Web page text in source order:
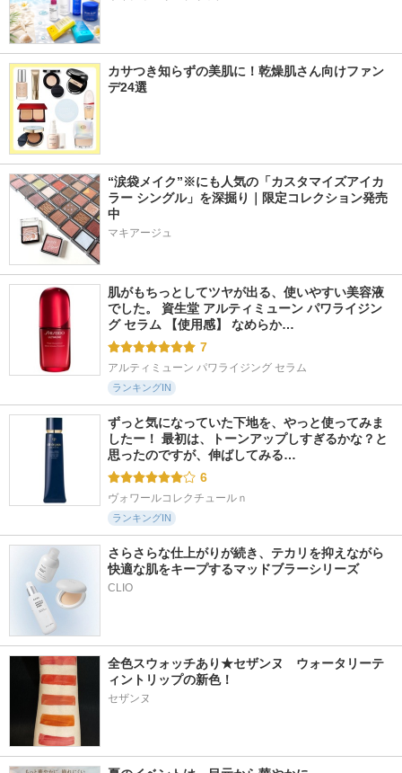
カサつき知らずの美肌に！乾燥肌さん向けファン
デ24選
“涙袋メイク”※にも人気の「カスタマイズアイカ
ラー シングル」を深掘り｜限定コレクション発売
中
マキアージュ
肌がもちっとしてツヤが出る、使いやすい美容液
でした。 資生堂 アルティミューン パワライジン
グ セラム 【使用感】 なめらか…
7
アルティミューン パワライジング セラム
ランキングIN
ずっと気になっていた下地を、やっと使ってみま
したー！ 最初は、トーンアップしすぎるかな？と
思ったのですが、伸ばしてみる…
6
ヴォワールコレクチュールｎ
ランキングIN
さらさらな仕上がりが続き、テカリを抑えながら
快適な肌をキープするマッドブラーシリーズ
全色スウォッチあり★セザンヌ　ウォータリーテ
ィントリップの新色！
セザンヌ